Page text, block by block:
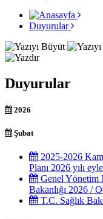
Duyurular
Duyurular
2026
Şubat
2025-2026
Planı 2026 yılı
Genel Yönetim
Bakanlığı 2026 /
T.C. Sağlık